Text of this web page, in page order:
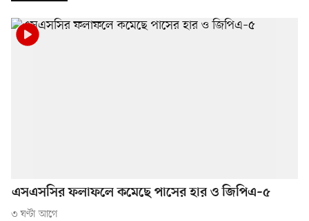
এসএসসির ফলাফলে কমেছে পাসের হার ও জিপিএ–৫
৩ ঘণ্টা আগে